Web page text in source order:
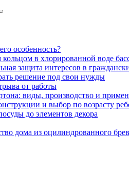
особенность?
в хлорированной воде
защита интересов в
решение под свои нужды
от работы
виды, производство и
и выбор по возрасту
до элементов декора
дома из оцилиндрованного